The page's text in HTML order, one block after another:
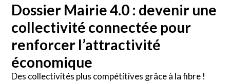
Dossier Mairie 4.0 : devenir une
collectivité connectée pour
renforcer l’attractivité
économique
Des collectivités plus compétitives grâce à la fibre !